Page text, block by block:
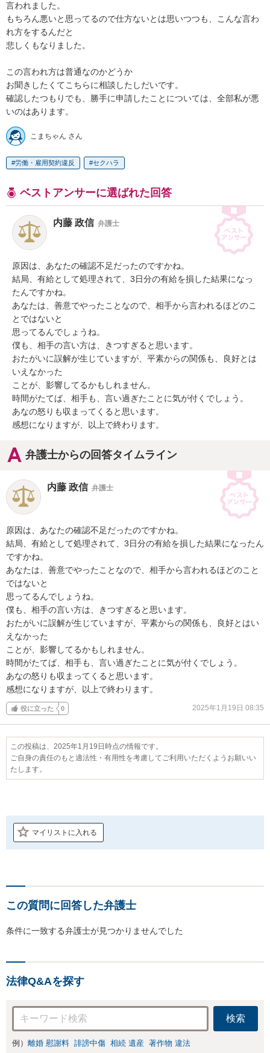
言われました。
もちろん悪いと思ってるので仕方ないとは思いつつも、こんな言わ
れ方をするんだと
悲しくもなりました。
この言われ方は普通なのかどうか
お聞きしたくてこちらに相談したしだいです。
確認したつもりでも、勝手に申請したことについては、全部私が悪
いのはあります。
こまちゃん さん
労働・雇用契約違反 セクハラ
ベストアンサーに選ばれた回答
内藤 政信 弁護士
原因は、あなたの確認不足だったのですかね。
結局、有給として処理されて、3日分の有給を損した結果になっ
たんですかね。
あなたは、善意でやったことなので、相手から言われるほどのこ
とではないと
思ってるんでしょうね。
僕も、相手の言い方は、きつすぎると思います。
おたがいに誤解が生じていますが、平素からの関係も、良好とは
いえなかった
ことが、影響してるかもしれません。
時間がたてば、相手も、言い過ぎたことに気が付くでしょう。
あなの怒りも収まってくると思います。
感想になりますが、以上で終わります。
弁護士からの回答タイムライン
内藤 政信 弁護士
原因は、あなたの確認不足だったのですかね。
結局、有給として処理されて、3日分の有給を損した結果になったん
ですかね。
あなたは、善意でやったことなので、相手から言われるほどのこと
ではないと
思ってるんでしょうね。
僕も、相手の言い方は、きつすぎると思います。
おたがいに誤解が生じていますが、平素からの関係も、良好とはい
えなかった
ことが、影響してるかもしれません。
時間がたてば、相手も、言い過ぎたことに気が付くでしょう。
あなの怒りも収まってくると思います。
感想になりますが、以上で終わります。
役に立った 0 2025年1月19日 08:35
この投稿は、2025年1月19日時点の情報です。
ご自身の責任のもと適法性・有用性を考慮してご利用いただくようお願いい
たします。
マイリストに入れる
この質問に回答した弁護士
条件に一致する弁護士が見つかりませんでした
法律Q&Aを探す
検索
例） 離婚 慰謝料 誹謗中傷 相続 遺産 著作物 違法